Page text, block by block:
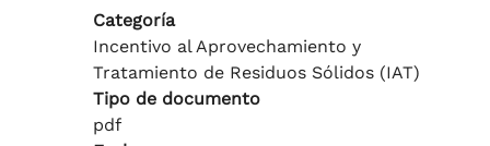
Categoría
Incentivo al Aprovechamiento y
Tratamiento de Residuos Sólidos (IAT)
Tipo de documento
pdf